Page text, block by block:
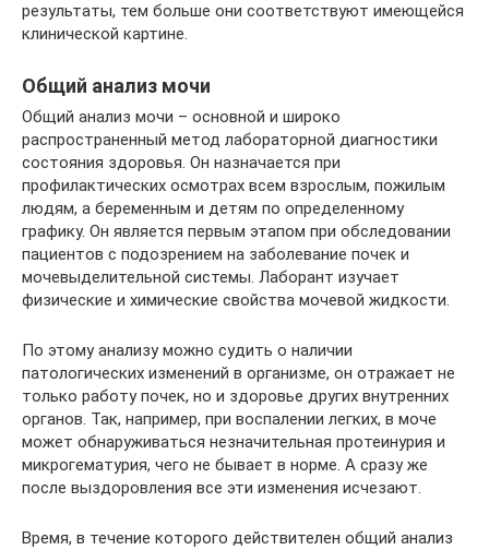
результаты, тем больше они соответствуют имеющейся
клинической картине.
Общий анализ мочи
Общий анализ мочи – основной и широко
распространенный метод лабораторной диагностики
состояния здоровья. Он назначается при
профилактических осмотрах всем взрослым, пожилым
людям, а беременным и детям по определенному
графику. Он является первым этапом при обследовании
пациентов с подозрением на заболевание почек и
мочевыделительной системы. Лаборант изучает
физические и химические свойства мочевой жидкости.
По этому анализу можно судить о наличии
патологических изменений в организме, он отражает не
только работу почек, но и здоровье других внутренних
органов. Так, например, при воспалении легких, в моче
может обнаруживаться незначительная протеинурия и
микрогематурия, чего не бывает в норме. А сразу же
после выздоровления все эти изменения исчезают.
Время, в течение которого действителен общий анализ